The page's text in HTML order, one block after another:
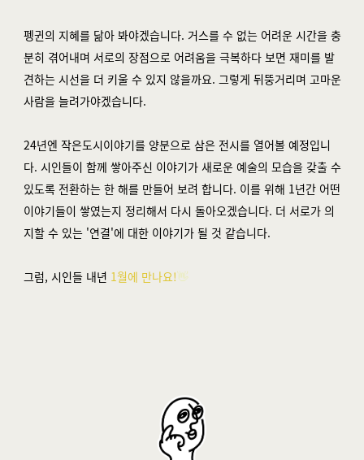
펭귄의 지혜를 닮아 봐야겠습니다. 거스를 수 없는 어려운 시간을 충
분히 겪어내며 서로의 장점으로 어려움을 극복하다 보면 재미를 발
견하는 시선을 더 키울 수 있지 않을까요. 그렇게 뒤뚱거리며 고마운
사람을 늘려가야겠습니다.
24년엔 작은도시이야기를 양분으로 삼은 전시를 열어볼 예정입니
다. 시인들이 함께 쌓아주신 이야기가 새로운 예술의 모습을 갖출 수
있도록 전환하는 한 해를 만들어 보려 합니다. 이를 위해 1년간 어떤
이야기들이 쌓였는지 정리해서 다시 돌아오겠습니다. 더 서로가 의
지할 수 있는 '연결'에 대한 이야기가 될 것 같습니다.
그럼, 시인들 내년 1월에 만나요!👋